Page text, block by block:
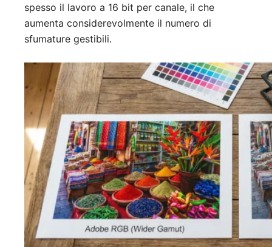
spesso il lavoro a 16 bit per canale, il che
aumenta considerevolmente il numero di
sfumature gestibili.